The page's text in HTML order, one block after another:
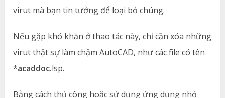
virut mà bạn tin tưởng để loại bỏ chúng.
Nếu gặp khó khăn ở thao tác này, chỉ cần xóa những
virut thật sự làm chậm AutoCAD, như các file có tên
*acaddoc.lsp.
Bằng cách thủ công hoặc sử dụng ứng dụng nhỏ